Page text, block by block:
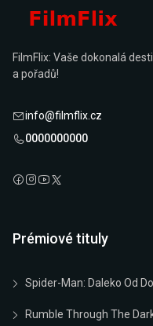
FilmFlix: Vaše dokonalá
a pořadů!
info@filmflix.cz
0000000000
Prémiové tituly
Spider-Man: Daleko Od
Rumble Through The